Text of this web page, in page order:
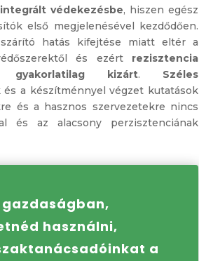
integrált védekezésbe, hiszen egész
első megjelenésével kezdődően.
hatás kifejtése miatt eltér a
és ezért rezisztencia
gyakorlatilag kizárt. Széles
és a készítménnyel végzet kutatások
és a hasznos szervezetekre nincs
és az alacsony perzisztenciának
használni,
a